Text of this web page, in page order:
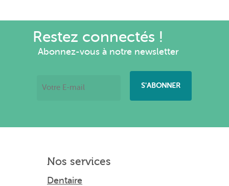
Restez connectés !
Abonnez-vous à notre newsletter
Nos services
Dentaire